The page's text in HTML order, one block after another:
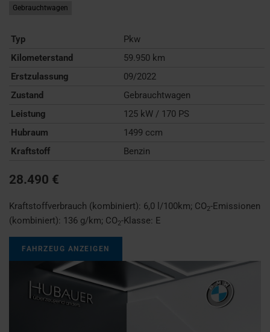
Gebrauchtwagen
Typ
Pkw
Kilometerstand
59.950 km
Erstzulassung
09/2022
Zustand
Gebrauchtwagen
Leistung
125 kW / 170 PS
Hubraum
1499 ccm
Kraftstoff
Benzin
28.490 €
Kraftstoffverbrauch (kombiniert): 6,0 l/100km; CO2-Emissionen
(kombiniert): 136 g/km; CO2-Klasse: E
FAHRZEUG ANZEIGEN